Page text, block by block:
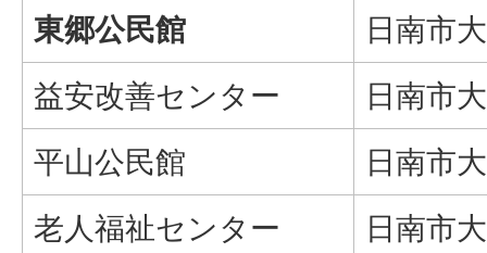
東郷公民館
日南市
益安改善センター
日南市
平山公民館
日南市
老人福祉センター
日南市